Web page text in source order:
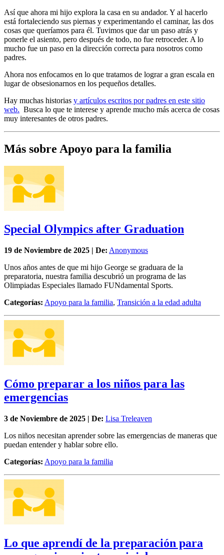
Así que ahora mi hijo explora la casa en su andador. Y al hacerlo
está fortaleciendo sus piernas y experimentando el caminar, las dos
cosas que queríamos para él. Tuvimos que dar un paso atrás y
ponerle el asiento, pero después de todo, no fue retroceder. A lo
mucho fue un paso en la dirección correcta para nosotros como
padres.
Ahora nos enfocamos en lo que tratamos de lograr a gran escala en
lugar de obsesionarnos en los pequeños detalles.
Hay muchas historias y artículos escritos por padres en este sitio
web. Busca lo que te interese y aprende mucho más acerca de cosas
muy interesantes de otros padres.
Más sobre Apoyo para la familia
Special Olympics after Graduation
19 de Noviembre de 2025 | De: Anonymous
Unos años antes de que mi hijo George se graduara de la
preparatoria, nuestra familia descubrió un programa de las
Olimpiadas Especiales llamado FUNdamental Sports.
Categorías: Apoyo para la familia, Transición a la edad adulta
Cómo preparar a los niños para las
emergencias
3 de Noviembre de 2025 | De: Lisa Treleaven
Los niños necesitan aprender sobre las emergencias de maneras que
puedan entender y hablar sobre ello.
Categorías: Apoyo para la familia
Lo que aprendí de la preparación para